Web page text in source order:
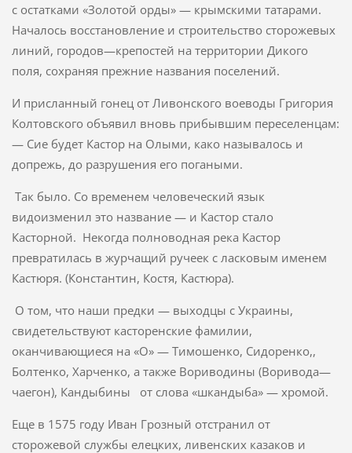
с остатками «Золотой орды» — крымскими татарами.
Началось восстановление и строительство сторожевых
линий, городов—крепостей на территории Дикого
поля, сохраняя прежние названия поселений.
И присланный гонец от Ливонского воеводы Григория
Колтовского объявил вновь прибывшим переселенцам:
— Сие будет Кастор на Олыми, како называлось и
допрежь, до разрушения его погаными.
Так было. Со временем человеческий язык
видоизменил это назва­ние — и Кастор стало
Касторной. Некогда полноводная река Кастор
превратилась в журчащий ручеек с ласковым именем
Кастюря. (Константин, Костя, Кастюра).
О том, что наши предки — выходцы с Украины,
свидетельствуют касторенские фамилии,
оканчивающиеся на «О» — Тимошенко, Сидоренко,,
Болтенко, Харченко, а также Вориводины (Воривода—
чаегон), Кандыбины от слова «шкандыба» — хромой.
Еще в 1575 году Иван Грозный отстранил от
сторожевой службы елецких, ливенских казаков и